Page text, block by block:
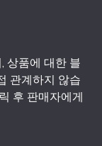
상품에 대한 블
관계하지 않습
후 판매자에게